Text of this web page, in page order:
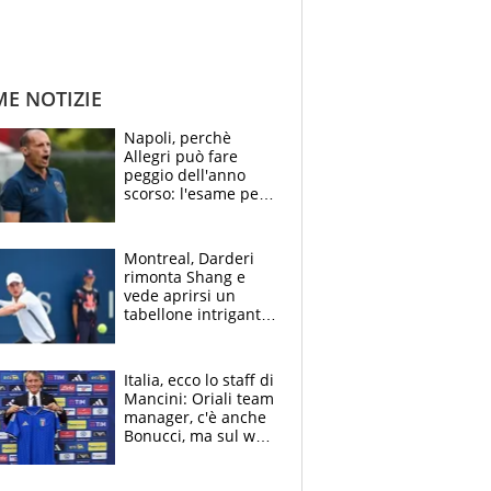
NOTIZIE
Napoli, perchè
Allegri può fare
peggio dell'anno
scorso: l'esame per
Monopoly
Montreal, Darderi
rimonta Shang e
vede aprirsi un
tabellone intrigante:
felice del mio livello"
Italia, ecco lo staff di
Mancini: Oriali team
manager, c'è anche
Bonucci, ma sul web